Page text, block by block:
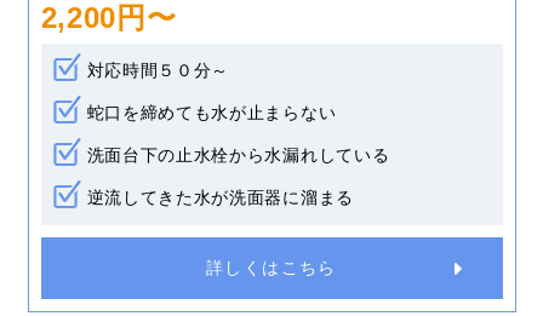
2,200円〜
対応時間５０分～
蛇口を締めても水が止まらない
洗面台下の止水栓から水漏れしている
逆流してきた水が洗面器に溜まる
詳しくはこちら